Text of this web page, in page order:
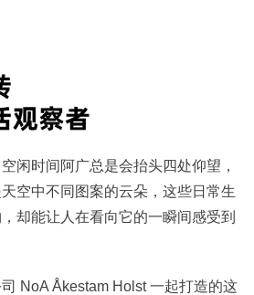
闲时间阿广总是会抬头四处仰望，
空中不同图案的云朵，这些日常生
却能让人在看向它的一瞬间感受到
NoA Åkestam Holst 一起打造的这